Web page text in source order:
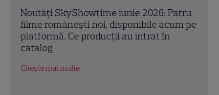
Maraton cinematografic în iunie: Warner
TV dă startul nopților pline de suspans și
„fărădelegi”. Ce filme vedem în prima
lună de vară
Citește mai multe